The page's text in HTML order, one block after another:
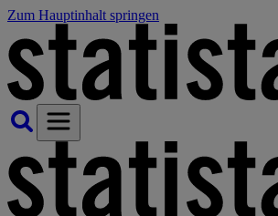
Zum Hauptinhalt springen